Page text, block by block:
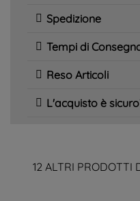
Spedizione
Tempi di
Reso Articoli
L'acquisto è
12 ALTRI PRODOTTI